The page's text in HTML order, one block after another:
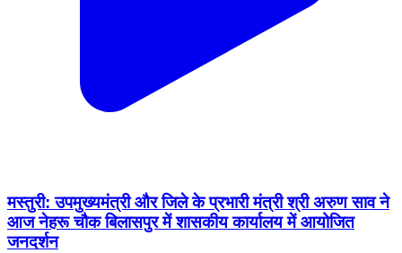
मस्तुरी: उपमुख्यमंत्री और जिले के प्रभारी मंत्री श्री अरुण साव ने
आज नेहरू चौक बिलासपुर में शासकीय कार्यालय में आयोजित
जनदर्शन